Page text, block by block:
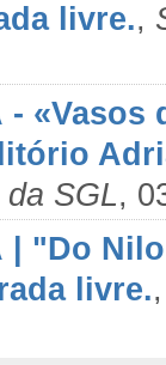
livre.,
-
SGL,
| "Do
livre.